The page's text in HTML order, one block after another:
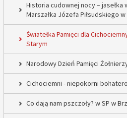
Historia cudownej nocy –
Marszałka Józefa Piłsudskiego w
Światełka Pamięci dla
Starym
Narodowy Dzień Pamięci
Cichociemni - niepokorni
Co dają nam pszczoły? w SP w